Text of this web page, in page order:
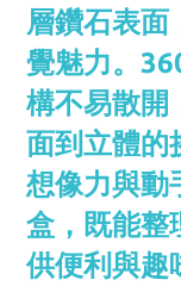
層鑽石表面
覺魅力。
構不易散開
面到立體的
想像力與動
盒，既能整
供便利與趣